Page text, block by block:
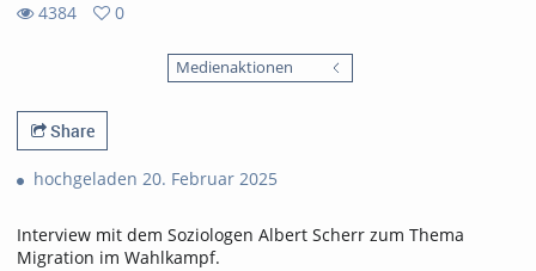
4384
0
Medienaktionen
Share
hochgeladen 20. Februar 2025
Interview mit dem Soziologen Albert Scherr zum Thema
Migration im Wahlkampf.